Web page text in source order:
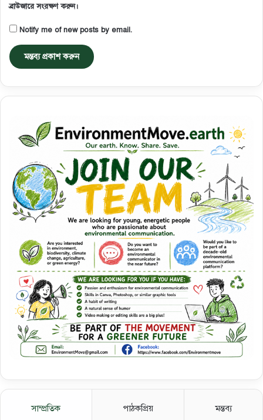
ব্রাউজারে সংরক্ষণ করুন।
Notify me of new posts by email.
সাম্প্রতিক পাঠকপ্রিয় মন্তব্য